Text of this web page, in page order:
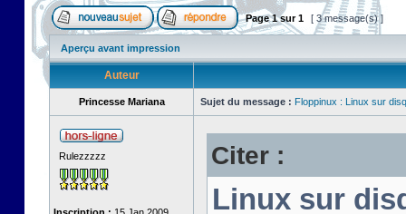
Page1sur1 [ 3 message(s) ]
Aperçu avant impression
Auteur
Princesse Mariana Sujet du message : Floppinux : Linux sur
Rulezzzzz Citer :
Linux sur